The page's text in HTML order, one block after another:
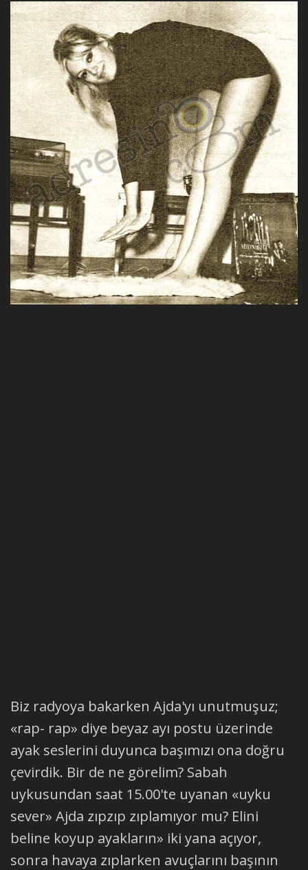
Biz radyoya bakarken Ajda'yı unutmuşuz;
«rap- rap» diye beyaz ayı postu üzerinde
ayak seslerini duyunca başımızı ona doğru
çevirdik. Bir de ne görelim? Sabah
uykusundan saat 15.00'te uyanan «uyku
sever» Ajda zıpzıp zıplamıyor mu? Elini
beline koyup ayakların» iki yana açıyor,
sonra havaya zıplarken avuçlarını başının